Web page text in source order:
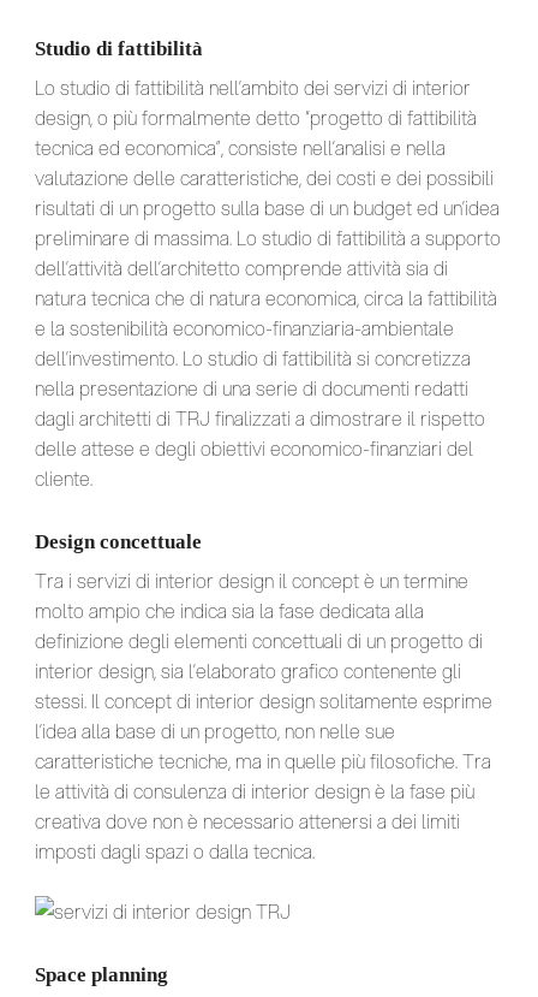
Studio di fattibilità
Lo studio di fattibilità nell’ambito dei servizi di interior
design, o più formalmente detto “progetto di fattibilità
tecnica ed economica”, consiste nell’analisi e nella
valutazione delle caratteristiche, dei costi e dei possibili
risultati di un progetto sulla base di un budget ed un’idea
preliminare di massima. Lo studio di fattibilità a supporto
dell’attività dell’architetto comprende attività sia di
natura tecnica che di natura economica, circa la fattibilità
e la sostenibilità economico-finanziaria-ambientale
dell’investimento. Lo studio di fattibilità si concretizza
nella presentazione di una serie di documenti redatti
dagli architetti di TRJ finalizzati a dimostrare il rispetto
delle attese e degli obiettivi economico-finanziari del
cliente.
Design concettuale
Tra i servizi di interior design il concept è un termine
molto ampio che indica sia la fase dedicata alla
definizione degli elementi concettuali di un progetto di
interior design, sia l’elaborato grafico contenente gli
stessi. Il concept di interior design solitamente esprime
l’idea alla base di un progetto, non nelle sue
caratteristiche tecniche, ma in quelle più filosofiche. Tra
le attività di consulenza di interior design è la fase più
creativa dove non è necessario attenersi a dei limiti
imposti dagli spazi o dalla tecnica.
Space planning